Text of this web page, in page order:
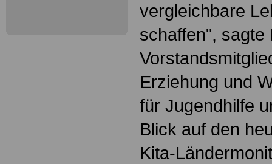
vergleichbare
schaffen",
Erziehung und
für Jugendhilfe
Blick auf den
Kita-